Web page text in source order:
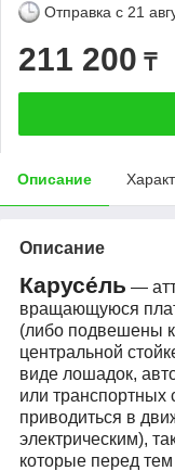
Отправка с 21
211 200 ₸
Описание
Описание
Карусе́ль —
вращающуюся
(либо подвешены
центральной
виде лошадок,
или транспортных
приводиться в
электрическим),
которые перед тем